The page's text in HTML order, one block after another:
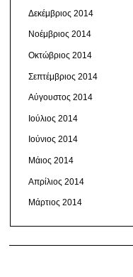
Δεκέμβριος 2014
Νοέμβριος 2014
Οκτώβριος 2014
Σεπτέμβριος 2014
Αύγουστος 2014
Ιούλιος 2014
Ιούνιος 2014
Μάιος 2014
Απρίλιος 2014
Μάρτιος 2014